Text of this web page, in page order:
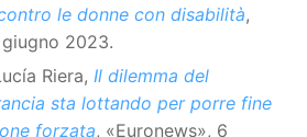
le donne con disabilità,
2023.
Riera, Il dilemma del
sta lottando per porre fine
forzata, «Euronews», 6